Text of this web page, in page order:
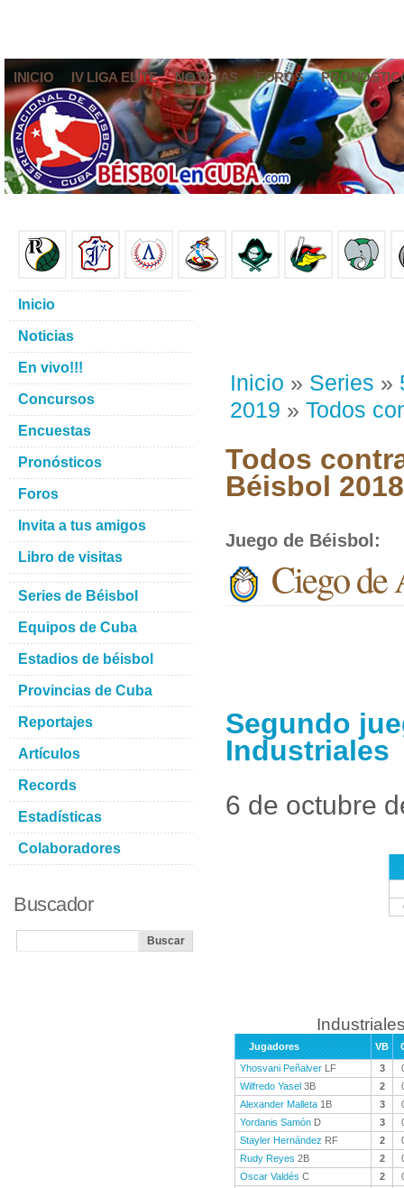
INICIO IV LIGA ELITE NOTICIAS FOROS
Inicio » Series »
2019 » Todos
Todos
Béisbol
Juego de Béisbol :
Ciego de
Segundo
Industriales
6 de octubre
Jugadores VB
Yhosvani Peñalver LF 3
Wilfredo Yasel 3B 2
Alexander Malleta 1B 3
Yordanis Samón D 3
Stayler Hernández RF 2
Rudy Reyes 2B 2
Oscar Valdés C 2
Inicio
Noticias
En vivo!!!
Concursos
Encuestas
Pronósticos
Foros
Invita a tus amigos
Libro de visitas
Series de Béisbol
Equipos de Cuba
Estadios de béisbol
Provincias de Cuba
Reportajes
Artículos
Records
Estadísticas
Colaboradores
Buscador